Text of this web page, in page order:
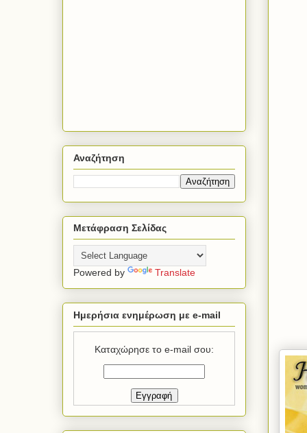
Αναζήτηση
Μετάφραση Σελίδας
Powered by Translate
Ημερήσια ενημέρωση με e-mail
Καταχώρησε το e-mail σου: